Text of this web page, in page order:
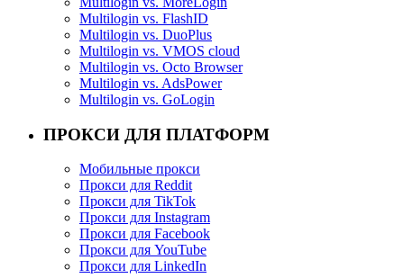
Multilogin vs. FlashID
Multilogin vs. DuoPlus
Multilogin vs. VMOS cloud
Multilogin vs. Octo Browser
Multilogin vs. AdsPower
Multilogin vs. GoLogin
ПРОКСИ ДЛЯ ПЛАТФОРМ
Мобильные прокси
Прокси для Reddit
Прокси для TikTok
Прокси для Instagram
Прокси для Facebook
Прокси для YouTube
Прокси для LinkedIn